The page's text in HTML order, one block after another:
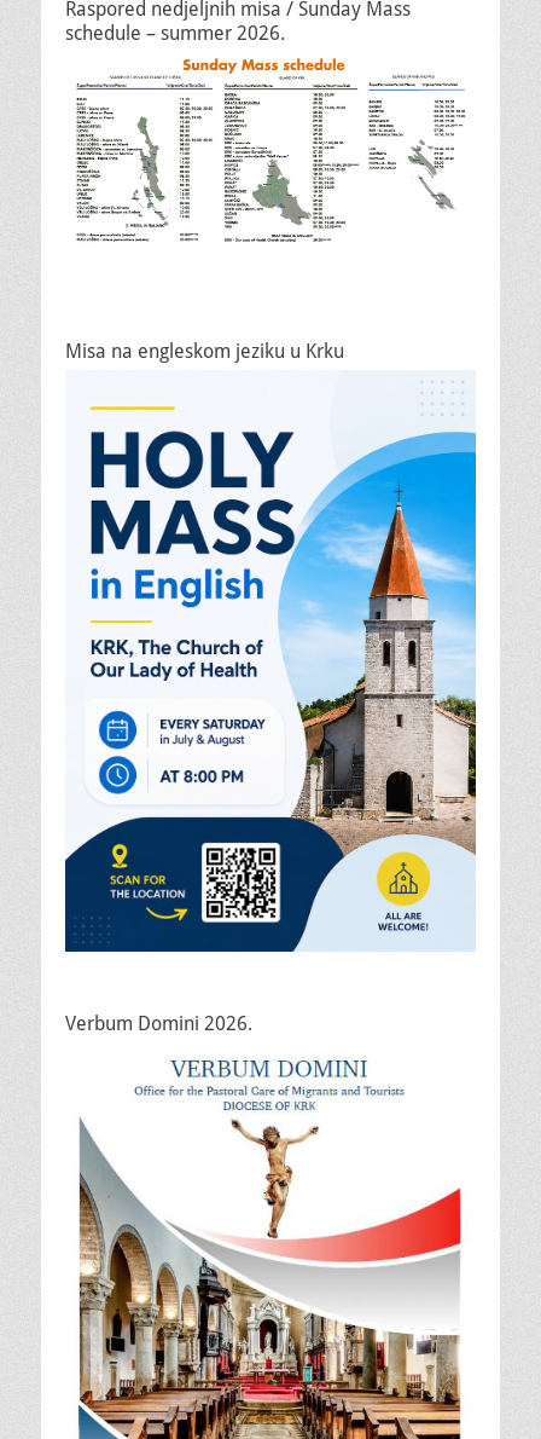
Raspored nedjeljnih misa / Sunday Mass
schedule – summer 2026.
Misa na engleskom jeziku u Krku
Verbum Domini 2026.